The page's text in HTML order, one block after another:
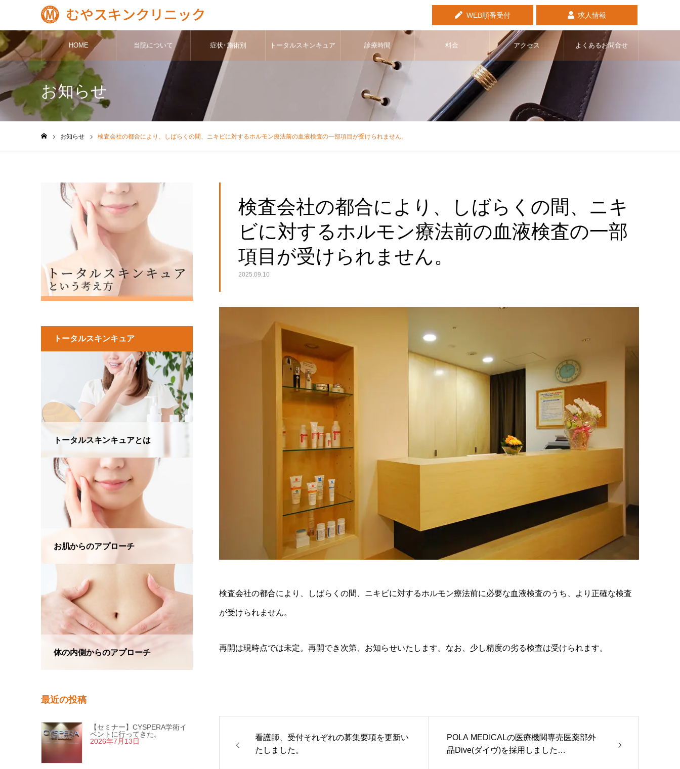
WEB順番受付 求人情報
HOME 当院について 症状･施術別 トータルスキンキュア 診療時間 料金 アクセス よくあるお問合せ
お知らせ
お知らせ 検査会社の都合により、しばらくの間、ニキビに対するホルモン療法前の血液検査の一部項目が受けられません。
検査会社の都合により、しばらくの間、ニキ
ビに対するホルモン療法前の血液検査の一部
項目が受けられません。
2025.09.10
検査会社の都合により、しばらくの間、ニキビに対するホルモン療法前に必要な血液検査のうち、より正確な検査
が受けられません。
再開は現時点では未定。再開でき次第、お知らせいたします。なお、少し精度の劣る検査は受けられます。
看護師、受付それぞれの募集要項を更新い
たしました。
POLA MEDICALの医療機関専売医薬部外
品Dive(ダイヴ)を採用しました…
トータルスキンキュア
トータルスキンキュアとは
お肌からのアプローチ
体の内側からのアプローチ
最近の投稿
【セミナー】CYSPERA学術イ
ベントに行ってきた。
2026年7月13日